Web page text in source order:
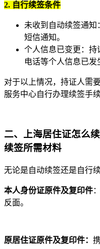
2. 自行续签条件
未收到自动续签通
短信通知。
个人信息已变更：持
电话等个人信息已发
对于以上情况，持证人需
服务中心自行办理续签手续
二、 上海居住证怎么
续签所需材料
无论是自动续签还是自行
本人身份证原件及复印件
反面。
原居住证原件及复印件：